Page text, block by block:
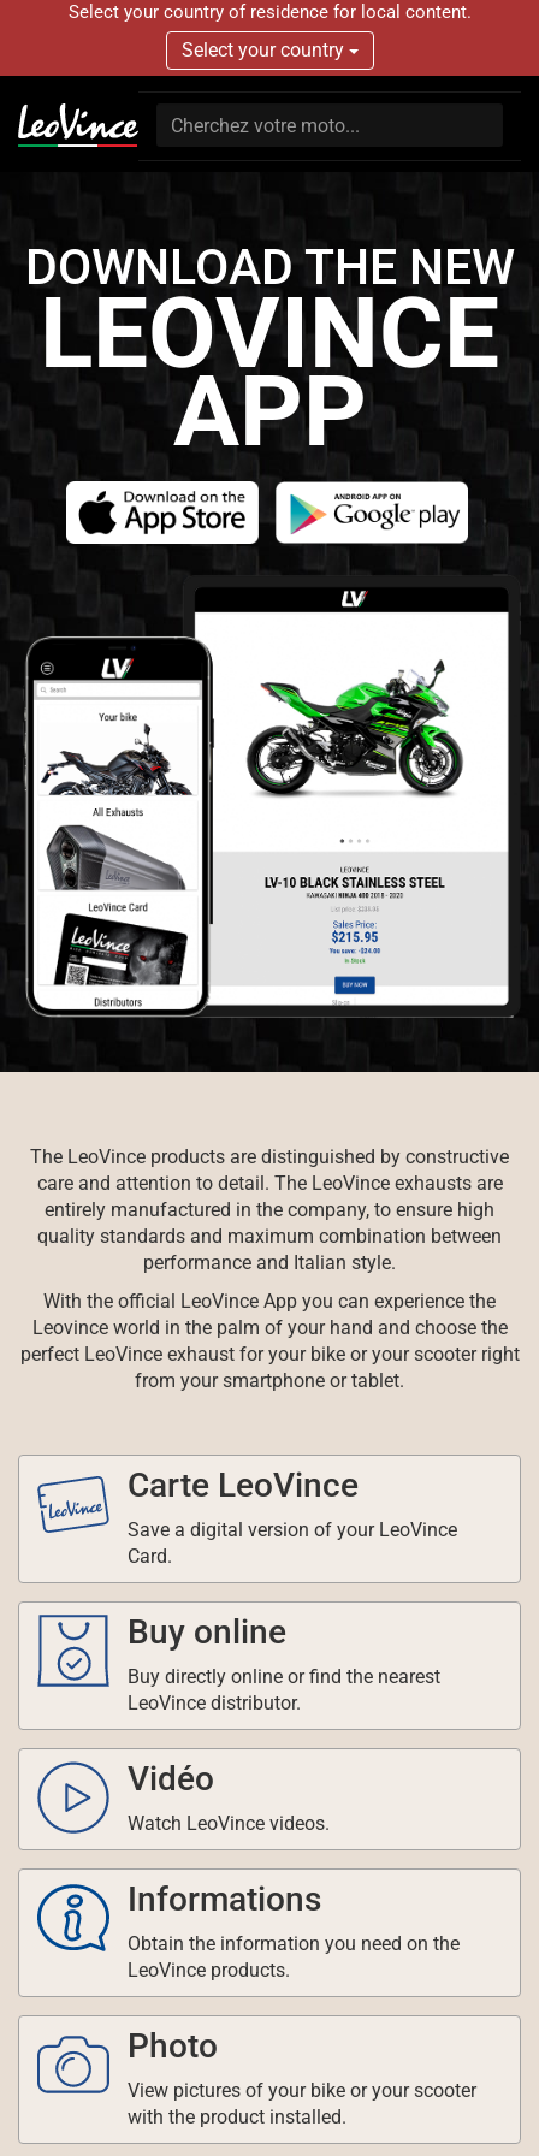
Select your country of residence for local content.
Select your country
DOWNLOAD THE NEW
LEOVINCE
APP
The LeoVince products are distinguished by constructive
care and attention to detail. The LeoVince exhausts are
entirely manufactured in the company, to ensure high
quality standards and maximum combination between
performance and Italian style.
With the official LeoVince App you can experience the
Leovince world in the palm of your hand and choose the
perfect LeoVince exhaust for your bike or your scooter right
from your smartphone or tablet.
Carte LeoVince
Save a digital version of your LeoVince
Card.
Buy online
Buy directly online or find the nearest
LeoVince distributor.
Vidéo
Watch LeoVince videos.
Informations
Obtain the information you need on the
LeoVince products.
Photo
View pictures of your bike or your scooter
with the product installed.